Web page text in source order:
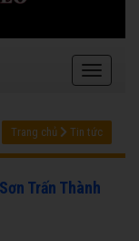
Trang chủ Tin tức
Trấn Thành